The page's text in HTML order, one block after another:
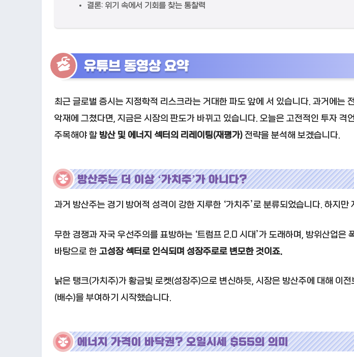
결론: 위기 속에서 기회를 찾는 통찰력
유튜브 동영상 요약
최근 글로벌 증시는 지정학적 리스크라는 거대한 파도 앞에 서 있습니다. 과거에는
악재에 그쳤다면, 지금은 시장의 판도가 바뀌고 있습니다. 오늘은 고전적인 투자 격
주목해야 할 방산 및 에너지 섹터의 리레이팅(재평가) 전략을 분석해 보겠습니다.
방산주는 더 이상 ‘가치주’가 아니다?
과거 방산주는 경기 방어적 성격이 강한 지루한 ‘가치주’로 분류되었습니다. 하지만
무한 경쟁과 자국 우선주의를 표방하는 ‘트럼프 2.0 시대’가 도래하며, 방위산업은
바탕으로 한 고성장 섹터로 인식되며 성장주로로 변모한 것이죠.
낡은 탱크(가치주)가 황금빛 로켓(성장주)으로 변신하듯, 시장은 방산주에 대해 이
(배수)을 부여하기 시작했습니다.
에너지 가격이 바닥권? 오일시세 $55의 의미